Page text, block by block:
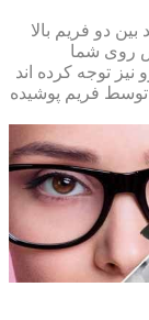
دو فریم بالا
روی شما
توجه کرده اند
توسط فریم پوشیده